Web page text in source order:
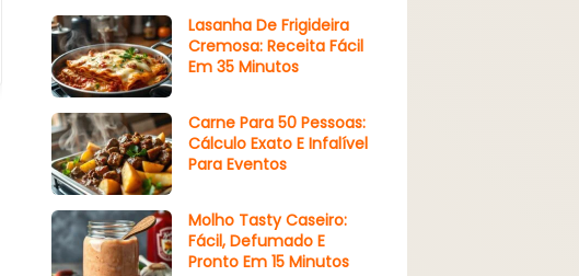
Lasanha De Frigideira
Cremosa: Receita Fácil
Em 35 Minutos
Carne Para 50 Pessoas:
Cálculo Exato E Infalível
Para Eventos
Molho Tasty Caseiro:
Fácil, Defumado E
Pronto Em 15 Minutos